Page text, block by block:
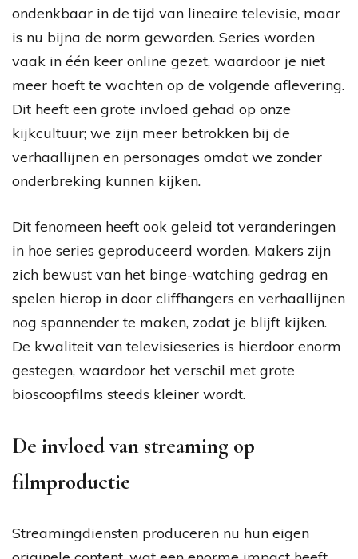
ondenkbaar in de tijd van lineaire televisie, maar
is nu bijna de norm geworden. Series worden
vaak in één keer online gezet, waardoor je niet
meer hoeft te wachten op de volgende aflevering.
Dit heeft een grote invloed gehad op onze
kijkcultuur; we zijn meer betrokken bij de
verhaallijnen en personages omdat we zonder
onderbreking kunnen kijken.
Dit fenomeen heeft ook geleid tot veranderingen
in hoe series geproduceerd worden. Makers zijn
zich bewust van het binge-watching gedrag en
spelen hierop in door cliffhangers en verhaallijnen
nog spannender te maken, zodat je blijft kijken.
De kwaliteit van televisieseries is hierdoor enorm
gestegen, waardoor het verschil met grote
bioscoopfilms steeds kleiner wordt.
De invloed van streaming op
filmproductie
Streamingdiensten produceren nu hun eigen